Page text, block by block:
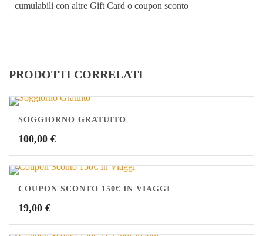
cumulabili con altre Gift Card o coupon sconto
PRODOTTI CORRELATI
SOGGIORNO GRATUITO
100,00 €
COUPON SCONTO 150€ IN VIAGGI
19,00 €